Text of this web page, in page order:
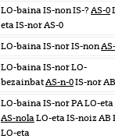
LO-baina IS-non IS-? AS-0
eta IS-nor AS-0
LO-baina IS-nor IS-non
LO-baina IS-nor LO-
bezainbatAS-n-0IS-nor AB
LO-baina IS-nor PA LO-eta
AS-nolaLO-eta IS-noiz AB
LO-eta